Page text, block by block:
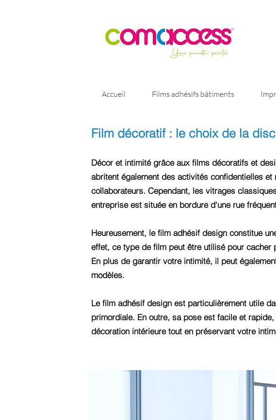
Accueil Films adhésifs bâtiments
Film décoratif : le choix de la
Décor et intimité grâce aux films décoratifs et
abritent également des activités confidentielles et
collaborateurs. Cependant, les vitrages
entreprise est située en bordure d'une rue
Heureusement, le film adhésif design constitue
effet, ce type de film peut être utilisé pour cacher
En plus de garantir votre intimité, il peut
modèles.
Le film adhésif design est particulièrement utile
primordiale. En outre, sa pose est facile et
décoration intérieure tout en préservant votre